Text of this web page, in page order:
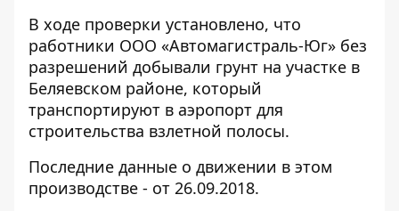
В ходе проверки установлено, что
работники ООО «Автомагистраль-Юг» без
разрешений добывали грунт на участке в
Беляевском районе, который
транспортируют в аэропорт для
строительства взлетной полосы.
Последние данные о движении в этом
производстве - от 26.09.2018.